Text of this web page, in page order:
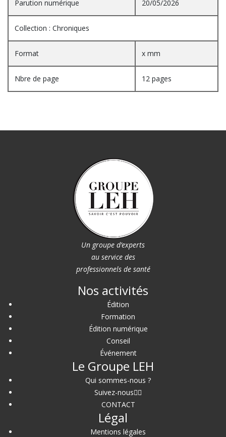
Parution numérique 20/05/2026
Collection : Chroniques
Format x mm
Nbre de page 12 pages
Un groupe d’experts
au service des
professionnels de santé
Nos activités
Édition
Formation
Édition numérique
Conseil
Événement
Le Groupe LEH
Qui sommes-nous ?
Suivez-nous
CONTACT
Légal
Mentions légales